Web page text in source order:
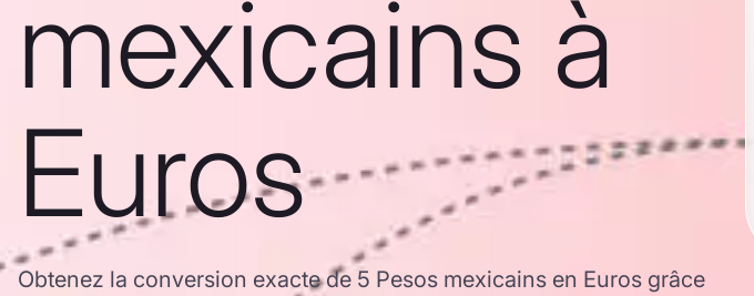
mexicains à
Euros
Obtenez la conversion exacte de 5 Pesos mexicains en Euros grâce